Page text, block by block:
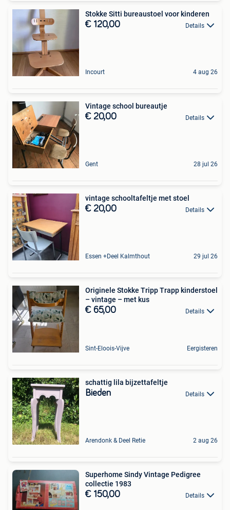
Stokke Sitti bureaustoel voor kinderen
€ 120,00 Details
Incourt 4 aug 26
Vintage school bureautje
€ 20,00 Details
Gent 28 jul 26
vintage schooltafeltje met stoel
€ 20,00 Details
Essen +Deel Kalmthout 29 jul 26
Originele Stokke Tripp Trapp kinderstoel
– vintage – met kus
€ 65,00 Details
Sint-Eloois-Vijve Eergisteren
schattig lila bijzettafeltje
Bieden Details
Arendonk & Deel Retie 2 aug 26
Superhome Sindy Vintage Pedigree
collectie 1983
€ 150,00 Details